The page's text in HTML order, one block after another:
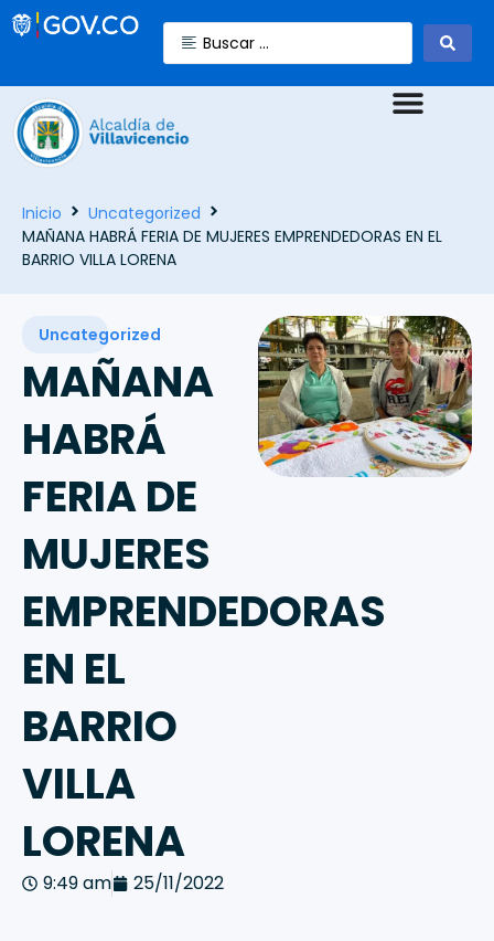
Inicio
Uncategorized
MAÑANA HABRÁ FERIA DE MUJERES EMPRENDEDORAS EN EL
BARRIO VILLA LORENA
Uncategorized
MAÑANA
HABRÁ
FERIA DE
MUJERES
EMPRENDEDORAS
EN EL
BARRIO
VILLA
LORENA
9:49 am 25/11/2022